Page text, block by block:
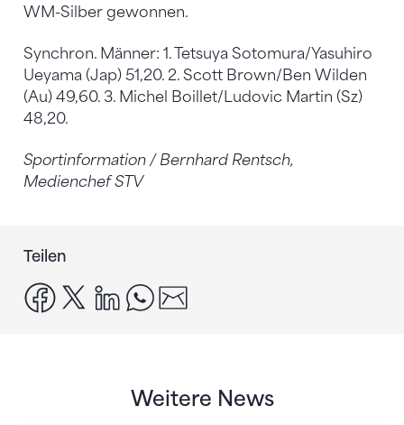
WM-Silber gewonnen.
Synchron. Männer: 1. Tetsuya Sotomura/Yasuhiro
Ueyama (Jap) 51,20. 2. Scott Brown/Ben Wilden
(Au) 49,60. 3. Michel Boillet/Ludovic Martin (Sz)
48,20.
Sportinformation / Bernhard Rentsch,
Medienchef STV
Teilen
facebook
x linkedinwhatsapp
Weitere News